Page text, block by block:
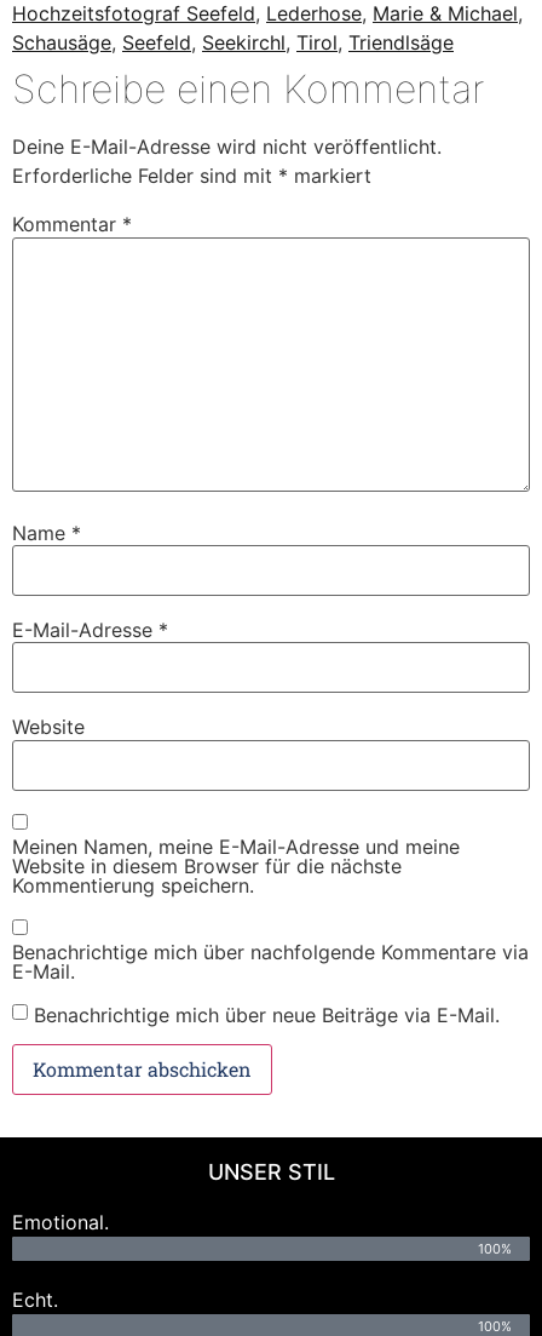
Hochzeitsfotograf Seefeld, Lederhose, Marie & Michael,
Schausäge, Seefeld, Seekirchl, Tirol, Triendlsäge
Schreibe einen Kommentar
Deine E-Mail-Adresse wird nicht veröffentlicht.
Erforderliche Felder sind mit * markiert
Kommentar *
Name *
E-Mail-Adresse *
Website
Meinen Namen, meine E-Mail-Adresse und meine
Website in diesem Browser für die nächste
Kommentierung speichern.
Benachrichtige mich über nachfolgende Kommentare via
E-Mail.
Benachrichtige mich über neue Beiträge via E-Mail.
UNSER STIL
Emotional.
100%
Echt.
100%